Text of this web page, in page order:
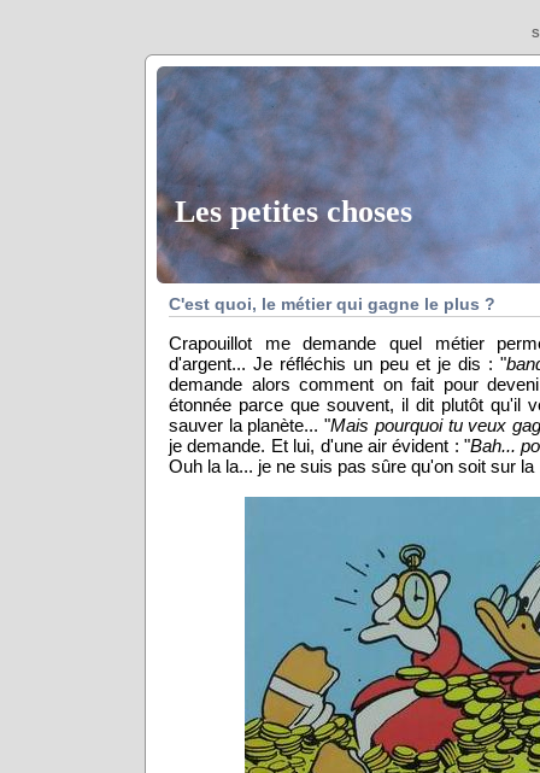
Les petites choses
C'est quoi, le métier qui gagne le plus ?
Crapouillot me demande quel métier
d'argent... Je réfléchis un peu et je dis : "
demande alors comment on fait pour
étonnée parce que souvent, il dit plutôt qu'il
sauver la planète... "Mais pourquoi tu veux
je demande. Et lui, d'une air évident : "Bah...
Ouh la la... je ne suis pas sûre qu'on soit sur